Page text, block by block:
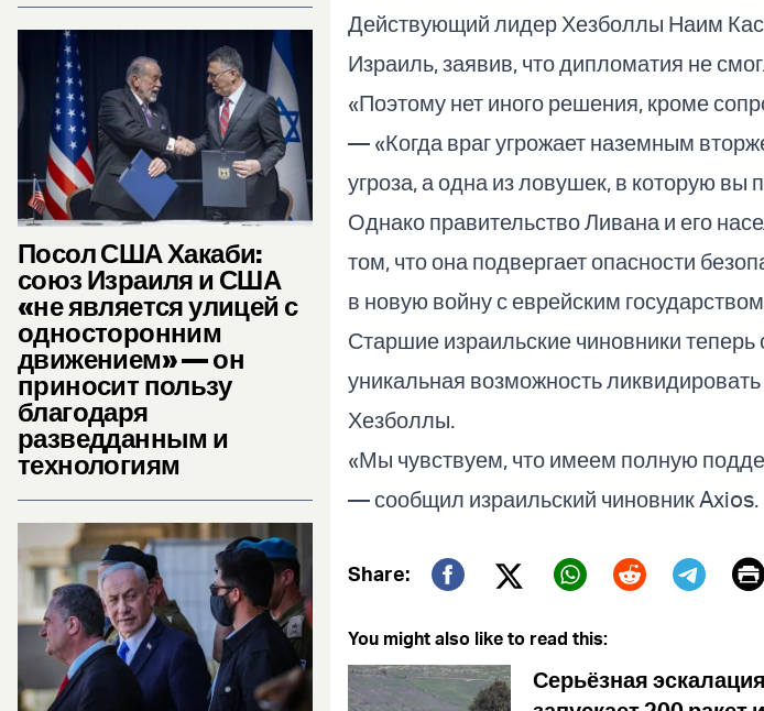
Посол США Хакаби:
союз Израиля и США
«не является улицей с
односторонним
движением» — он
приносит пользу
благодаря
разведданным и
технологиям
Действующий лидер Хезболлы Наим
Израиль, заявив, что дипломатия не
«Поэтому нет иного решения, кроме
— «Когда враг угрожает наземным
угроза, а одна из ловушек, в которую вы
Однако правительство Ливана и его
том, что она подвергает опасности
в новую войну с еврейским
Старшие израильские чиновники теперь
уникальная возможность
Хезболлы.
«Мы чувствуем, что имеем полную
— сообщил израильский чиновник Axios.
Share:
Twitter (X)
You might also like to read this:
Серьёзная